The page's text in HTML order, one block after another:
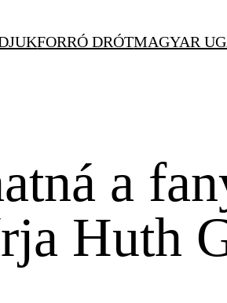
FORRÓ DRÓTMAGYAR
a
Huth